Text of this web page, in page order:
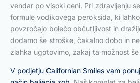
vendar po visoki ceni. Pri zdravljenju
formule vodikovega peroksida, ki
povzročajo bolečo občutljivost in
dodamo še stroške, čakalno dobo in
zlahka ugotovimo, zakaj ta možnost
V podjetju Californian Smiles vam